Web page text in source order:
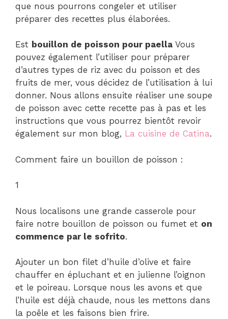
que nous pourrons congeler et utiliser
préparer des recettes plus élaborées.
Est bouillon de poisson pour paella Vous
pouvez également l’utiliser pour préparer
d’autres types de riz avec du poisson et des
fruits de mer, vous décidez de l’utilisation à lui
donner. Nous allons ensuite réaliser une soupe
de poisson avec cette recette pas à pas et les
instructions que vous pourrez bientôt revoir
également sur mon blog, La cuisine de Catina.
Comment faire un bouillon de poisson :
1
Nous localisons une grande casserole pour
faire notre bouillon de poisson ou fumet et on
commence par le sofrito.
Ajouter un bon filet d’huile d’olive et faire
chauffer en épluchant et en julienne l’oignon
et le poireau. Lorsque nous les avons et que
l’huile est déjà chaude, nous les mettons dans
la poêle et les faisons bien frire.